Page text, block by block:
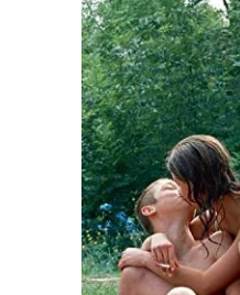
Prix littéraires